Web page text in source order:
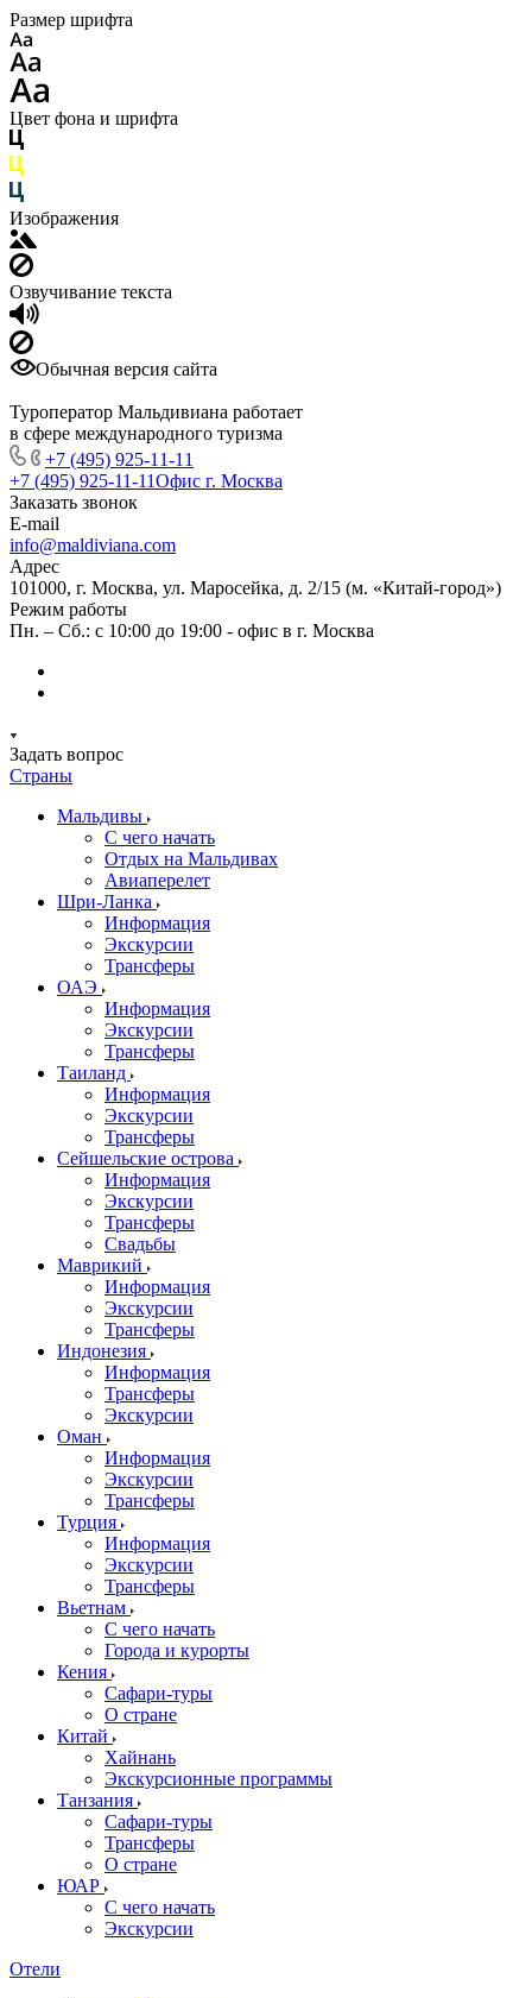
Размер шрифта
Цвет фона и шрифта
Изображения
Озвучивание текста
Обычная версия сайта
Туроператор Мальдивиана работает
в сфере международного туризма
+7 (495) 925-11-11
+7 (495) 925-11-11Офис г. Москва
Заказать звонок
E-mail
info@maldiviana.com
Адрес
101000, г. Москва, ул. Маросейка, д. 2/15 (м. «Китай-город»)
Режим работы
Пн. – Сб.: с 10:00 до 19:00 - офис в г. Москва
Задать вопрос
Страны
Мальдивы
С чего начать
Отдых на Мальдивах
Авиаперелет
Шри-Ланка
Информация
Экскурсии
Трансферы
ОАЭ
Информация
Экскурсии
Трансферы
Таиланд
Информация
Экскурсии
Трансферы
Сейшельские острова
Информация
Экскурсии
Трансферы
Свадьбы
Маврикий
Информация
Экскурсии
Трансферы
Индонезия
Информация
Трансферы
Экскурсии
Оман
Информация
Экскурсии
Трансферы
Турция
Информация
Экскурсии
Трансферы
Вьетнам
С чего начать
Города и курорты
Кения
Сафари-туры
О стране
Китай
Хайнань
Экскурсионные программы
Танзания
Сафари-туры
Трансферы
О стране
ЮАР
С чего начать
Экскурсии
Отели